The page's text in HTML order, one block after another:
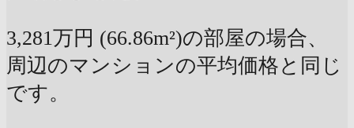
3,281万円 (66.86m²)の部屋の場合、
周辺のマンションの平均価格と同じ
です。